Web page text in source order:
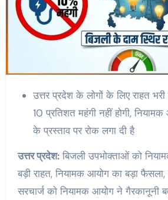
उत्तर प्रदेश के लोगों के लिए राहत
10 प्रतिशत महंगी नहीं होगी,
के प्रस्ताव पर रोक लगा दी है
उत्तर प्रदेश:बिजली उपभोक्ताओं को
बड़ी राहत, नियामक आयोग का बड़ा
सरचार्ज को नियामक आयोग ने गैरकानूनी